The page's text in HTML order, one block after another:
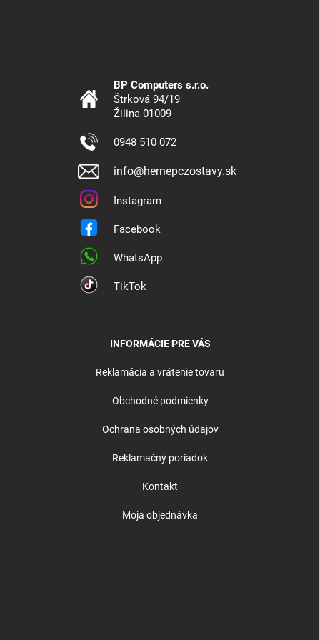
BP Computers s.r.o.
Štrková 94/19
Žilina 01009
0948 510 072
info@hernepczostavy.sk
Instagram
Facebook
WhatsApp
TikTok
INFORMÁCIE PRE VÁS
Reklamácia a vrátenie tovaru
Obchodné podmienky
Ochrana osobných údajov
Reklamačný poriadok
Kontakt
Moja objednávka